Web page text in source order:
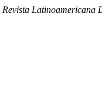
Revista Latinoamericana